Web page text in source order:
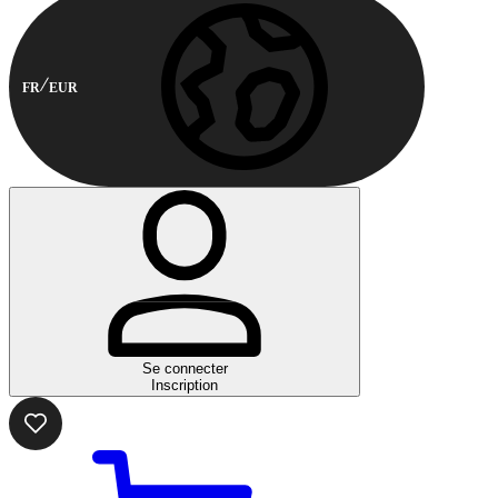
FR EUR
Se connecter
Inscription